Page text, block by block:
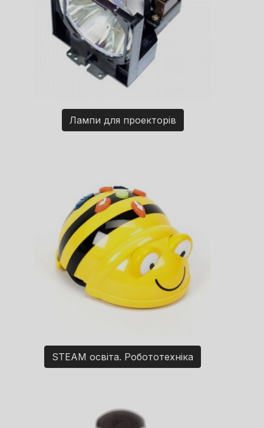
Лампи для проекторів
STEAM освіта. Робототехніка